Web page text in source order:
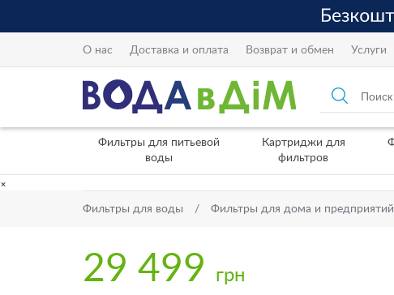
О нас Доставка и оплата Возврат и обмен Услуги
Фильтры для питьевой
воды
Картриджи для
фильтров
×
Фильтры для воды Фильтры для дома и предприятий
29 499 грн